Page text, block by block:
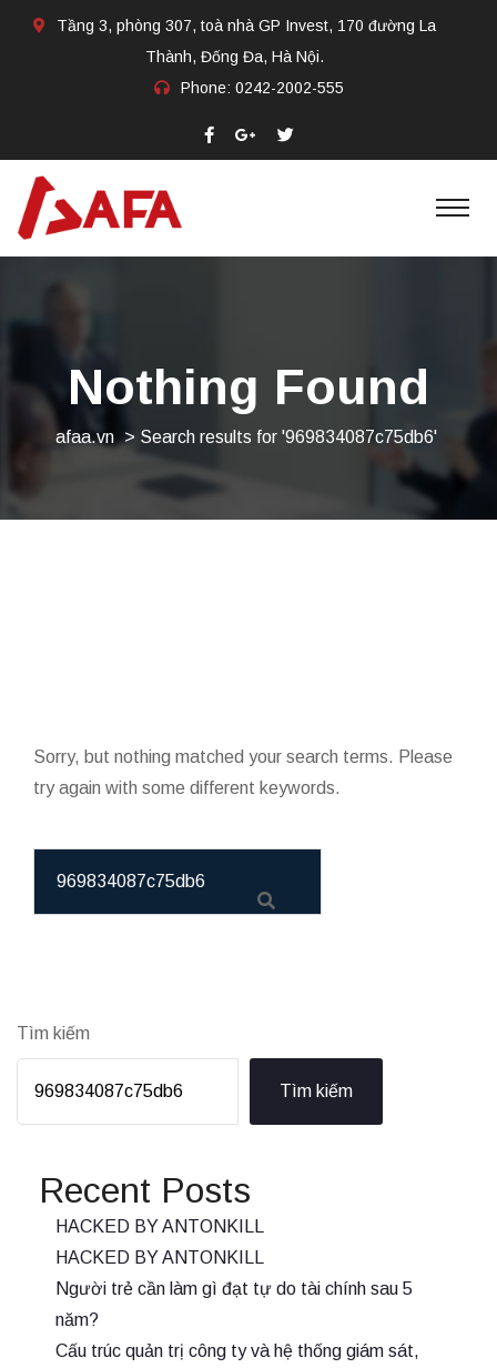
Tầng 3, phòng 307, toà nhà GP Invest, 170 đường La
Thành, Đống Đa, Hà Nội.
Phone: 0242-2002-555​
Nothing Found
afaa.vn > Search results for '969834087c75db6'
Sorry, but nothing matched your search terms. Please
try again with some different keywords.
Tìm kiếm
Tìm kiếm
Recent Posts
HACKED BY ANTONKILL
HACKED BY ANTONKILL
Người trẻ cần làm gì đạt tự do tài chính sau 5
năm?
Cấu trúc quản trị công ty và hệ thống giám sát,